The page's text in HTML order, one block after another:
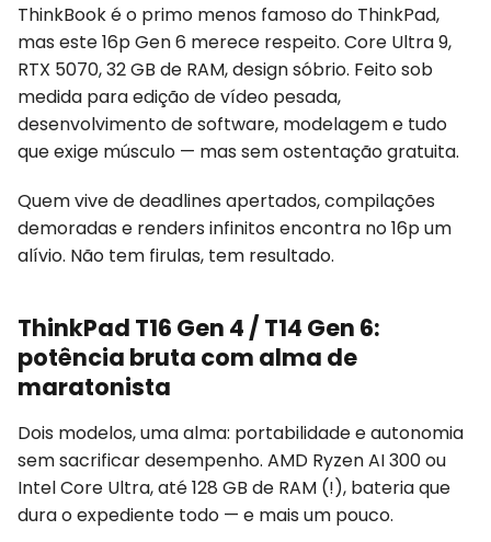
ThinkBook é o primo menos famoso do ThinkPad,
mas este 16p Gen 6 merece respeito. Core Ultra 9,
RTX 5070, 32 GB de RAM, design sóbrio. Feito sob
medida para edição de vídeo pesada,
desenvolvimento de software, modelagem e tudo
que exige músculo — mas sem ostentação gratuita.
Quem vive de deadlines apertados, compilações
demoradas e renders infinitos encontra no 16p um
alívio. Não tem firulas, tem resultado.
ThinkPad T16 Gen 4 / T14 Gen 6:
potência bruta com alma de
maratonista
Dois modelos, uma alma: portabilidade e autonomia
sem sacrificar desempenho. AMD Ryzen AI 300 ou
Intel Core Ultra, até 128 GB de RAM (!), bateria que
dura o expediente todo — e mais um pouco.